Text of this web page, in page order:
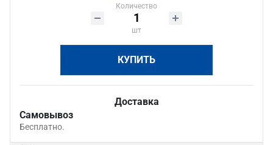
Количество
шт
КУПИТЬ
Доставка
Самовывоз
Бесплатно.